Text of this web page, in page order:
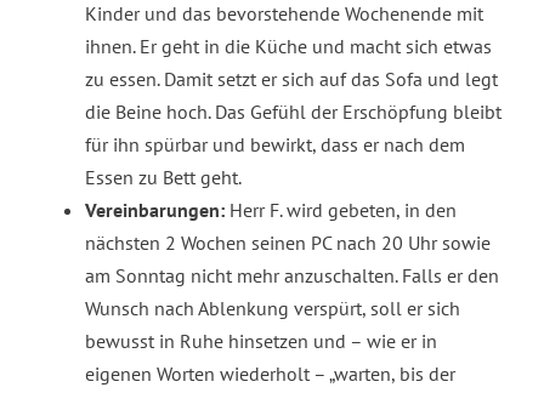
Kinder und das bevorstehende Wochenende mit
ihnen. Er geht in die Küche und macht sich etwas
zu essen. Damit setzt er sich auf das Sofa und legt
die Beine hoch. Das Gefühl der Erschöpfung bleibt
für ihn spürbar und bewirkt, dass er nach dem
Essen zu Bett geht.
Vereinbarungen: Herr F. wird gebeten, in den
nächsten 2 Wochen seinen PC nach 20 Uhr sowie
am Sonntag nicht mehr anzuschalten. Falls er den
Wunsch nach Ablenkung verspürt, soll er sich
bewusst in Ruhe hinsetzen und – wie er in
eigenen Worten wiederholt – „warten, bis der